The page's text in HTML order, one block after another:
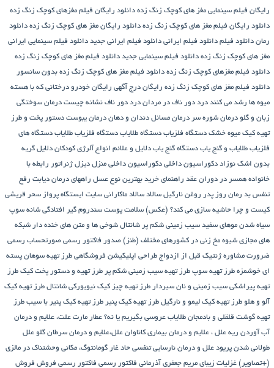
رایگان فیلم سینمایی مغز های کوچک زنگ زده دانلود رایگان فیلم مغزهای کوچک زنگ زده
دانلود رایگان فیلم مغز های کوچک زنگ زده دانلود رایگان مغز های کوچک زنگ زده دانلود
رمان دانلود فیلم دانلود فیلم ایرانی دانلود فیلم ایرانی جدید دانلود فیلم سینمایی ایرانی
مغز های کوچک زنگ زده دانلود فیلم سینمایی جدید دانلود فیلم مغز های کوچک زنگ زده
دانلود فیلم مغزهای کوچک زنگ زده دانلود فیلم مغز های کوچک زنگ زده بدون سانسور
دانلود فیلم مغز های کوچک زنگ زده رایگان درج آگهی رایگان خودرو درختانی که با هسته
میوه ها رشد می کنند درد دور ناف در مردان درد دور ناف نشانه چیست درمان سوختگی
زبان و گلو درمان شوره سر درمان مسائل دندان و دهان درمان یبوست دستور پخت و طرز
تهیه کیک میوه خشک دستگاه فلزیاب دستگاه‌ طلایاب دستگاه‌ فلزیاب طلایاب دستگاه‌ های
فلزیاب طلایاب و گنج‌ یاب دستگاه‌ گنج‌ یاب دلایل و علائم انواع آلرژی کودکان دلایل گریه
بدون اشک نوزاد دکوراسیون داخلی دکوراسیون داخلی منزل دیزل ژنراتور رابطه با
خانواده همسر در دوران عقد راهنمای خرید بهترین نوع عسل راههای درمان دیابت رفع
تنفس بد رمان روز پدر روغن نارگیل سالاد سالاد ماکارانی سایت ایستگاه پرواز سحر قریشی
کیست و چرا حاشیه سازی می کند؟ (عکس) سلامت پوست سندروم گیر افتادگی شانه سوپ
سیاه شدن موهای سفید سیب زمینی شکم پر شانتال شوخی ها و متن های خنده دار شبکه
های مجازی شیوه مخ زنی در کشورهای مختلف (طنز) صدور فاکتور رسمی صورتحساب رسمی
ضرورت مشاوره ژنتیک قبل از ازدواج طراحی اپلیکیشن فروشگاهی طرز تهیه سوهان پسته
ای خوشمزه طرز تهیه سوپ طرز تهیه سیب زمینی شکم پر طرز تهیه و دستور پخت کیک طرز
تهیه پیراشكی سيب زمينی و نان سیردار طرز تهیه چیز کیک نیویورکی شانتال طرز تهیه کیک
آلو و هلو طرز تهیه کیک لیمو و نارگیل طرز تهیه کیک پنیر طرز تهیه کیک پنیر با سیب طرز
تهیه گوشت قلقلی و بادمجان طلایاب عروسی بگیریم یا نه؟ عطار مارت علت، علایم و درمان
آب آوردن ریه علل ، علایم و درمان بیماری کاناوان علل،علایم و درمان سرطان گلو علل
طولانی شدن پریود علل و درمان نارسایی تنفسی حاد غار گومانتوگ، مکانی وحشتناک در مالزی
(+تصاویر) غزلیات زیبای مریم جعفری آذرمانی فاکتور رسمی فاکتور رسمی فروش فروش